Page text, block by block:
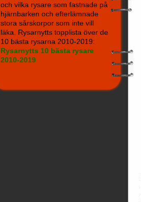
och vilka rysare som fastnade på
hjärnbarken och efterlämnade
stora sårskorpor som inte vill
läka. Rysarnytts topplista över de
10 bästa rysarna 2010-2019:
Rysarnytts 10 bästa rysare
2010-2019